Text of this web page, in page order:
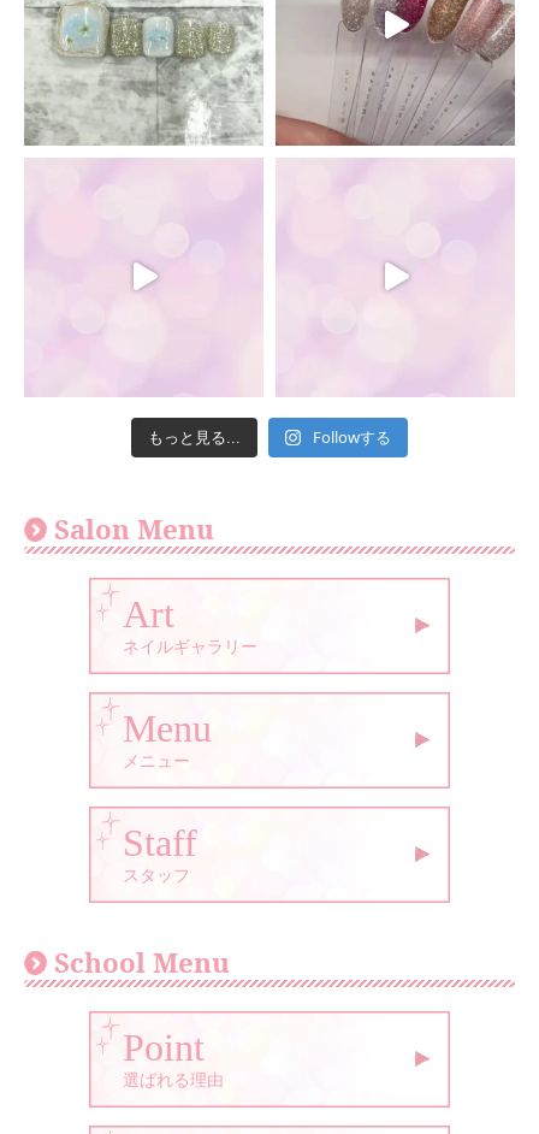
もっと見る... Followする
Salon Menu
Art
ネイルギャラリー
Menu
メニュー
Staff
スタッフ
School Menu
Point
選ばれる理由